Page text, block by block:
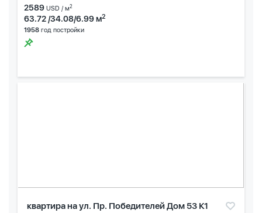
2589 USD / м2
63.72 /34.08/6.99 м2
1958 год постройки
квартира на ул. Пр. Победителей Дом 53 К1